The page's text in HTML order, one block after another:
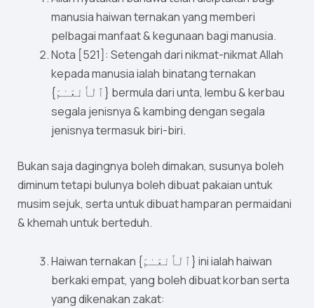
manusia haiwan ternakan yang memberi
pelbagai manfaat & kegunaan bagi manusia.
Nota [521]: Setengah dari nikmat-nikmat Allah
kepada manusia ialah binatang ternakan
{ٱلْأَنْعَـٰمَ} bermula dari unta, lembu & kerbau
segala jenisnya & kambing dengan segala
jenisnya termasuk biri-biri.
Bukan saja dagingnya boleh dimakan, susunya boleh
diminum tetapi bulunya boleh dibuat pakaian untuk
musim sejuk, serta untuk dibuat hamparan permaidani
& khemah untuk berteduh.
Haiwan ternakan {ٱلْأَنْعَـٰمَ} ini ialah haiwan
berkaki empat, yang boleh dibuat korban serta
yang dikenakan zakat: